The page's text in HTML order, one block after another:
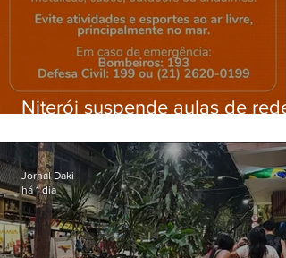
Niterói suspende aulas de rede
ventos fortes nesta sexta (7)
Jornal Daki
há 1 dia